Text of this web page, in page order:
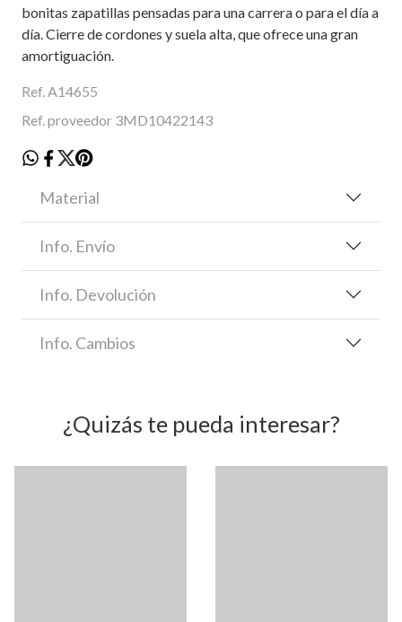
bonitas zapatillas pensadas para una carrera o para el día a
día. Cierre de cordones y suela alta, que ofrece una gran
amortiguación.
Ref. A14655
Ref. proveedor 3MD10422143
Material
Info. Envío
Info. Devolución
Info. Cambios
¿Quizás te pueda interesar?